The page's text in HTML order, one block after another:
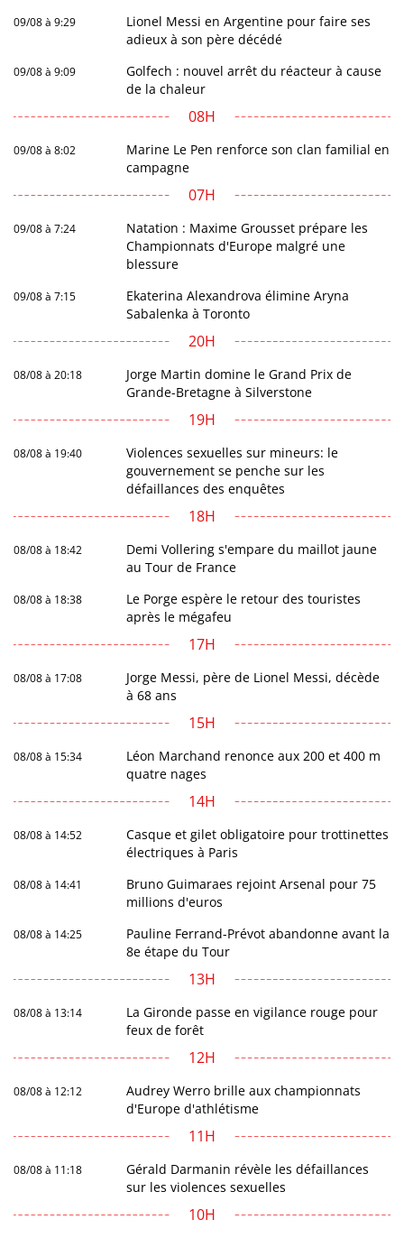
09/08 à 9:29
Lionel Messi en Argentine pour faire ses
adieux à son père décédé
09/08 à 9:09
Golfech : nouvel arrêt du réacteur à cause
de la chaleur
08H
09/08 à 8:02
Marine Le Pen renforce son clan familial en
campagne
07H
09/08 à 7:24
Natation : Maxime Grousset prépare les
Championnats d'Europe malgré une
blessure
09/08 à 7:15
Ekaterina Alexandrova élimine Aryna
Sabalenka à Toronto
20H
08/08 à 20:18
Jorge Martin domine le Grand Prix de
Grande-Bretagne à Silverstone
19H
08/08 à 19:40
Violences sexuelles sur mineurs: le
gouvernement se penche sur les
défaillances des enquêtes
18H
08/08 à 18:42
Demi Vollering s'empare du maillot jaune
au Tour de France
08/08 à 18:38
Le Porge espère le retour des touristes
après le mégafeu
17H
08/08 à 17:08
Jorge Messi, père de Lionel Messi, décède
à 68 ans
15H
08/08 à 15:34
Léon Marchand renonce aux 200 et 400 m
quatre nages
14H
08/08 à 14:52
Casque et gilet obligatoire pour trottinettes
électriques à Paris
08/08 à 14:41
Bruno Guimaraes rejoint Arsenal pour 75
millions d'euros
08/08 à 14:25
Pauline Ferrand-Prévot abandonne avant la
8e étape du Tour
13H
08/08 à 13:14
La Gironde passe en vigilance rouge pour
feux de forêt
12H
08/08 à 12:12
Audrey Werro brille aux championnats
d'Europe d'athlétisme
11H
08/08 à 11:18
Gérald Darmanin révèle les défaillances
sur les violences sexuelles
10H